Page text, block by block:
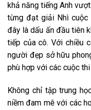
khả năng tiếng Anh
từng đạt giải Nhì cuộc
đây là dấu ấn đầu tiên
tiếp của cô. Với chiều
người đẹp sở hữu
phù hợp với các cuộc
Không chỉ tập trung
niềm đam mê với các